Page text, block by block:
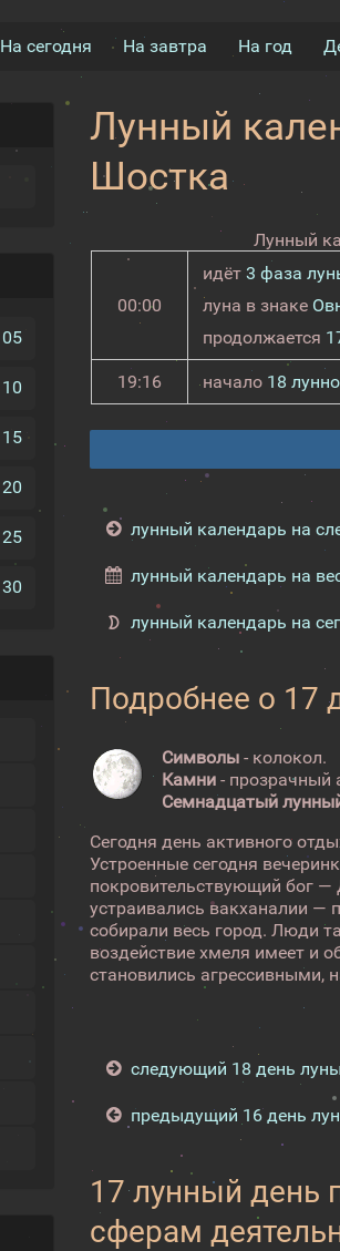
На сегодня На завтра На год
05
10
15
20
25
30
Лунный
Шостка
Лунный
00:00
идёт 3 фаза
луна в знаке
продолжается
19:16 начало 18
лунный календарь на
лунный календарь на
лунный календарь на
Подробнее о 17
Символы - колокол.
Камни - прозрачный
Семнадцатый
Сегодня день активного
Устроенные сегодня
покровительствующий бог —
устраивались вакханалии —
собирали весь город. Люди
воздействие хмеля имеет и
становились агрессивными,
следующий 18 день луны
предыдущий 16 день
17 лунный день
сферам